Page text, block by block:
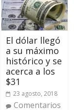
El dólar llegó
a su máximo
histórico y se
acerca a los
$31
23 agosto, 2018
Comentarios